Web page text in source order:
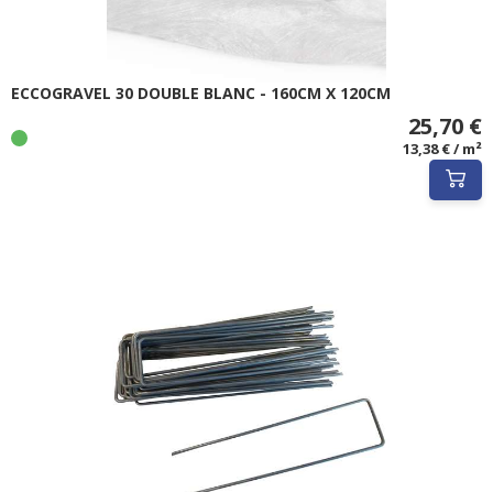
ECCOGRAVEL 30 DOUBLE BLANC - 160CM X 120CM
25,70 €
13,38 € / m²